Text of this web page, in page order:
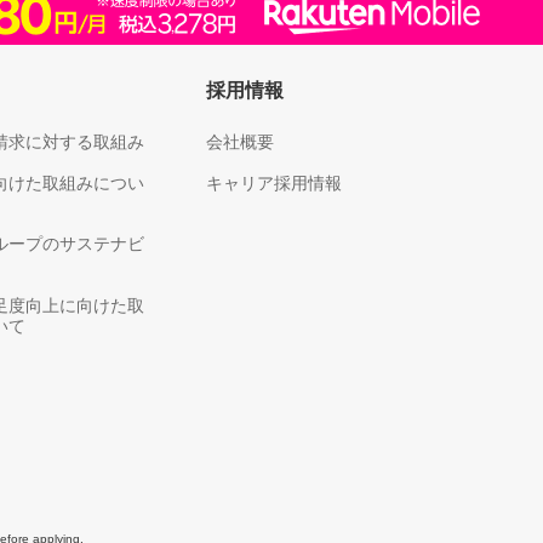
求に対する取組み
けた取組みについ
ープのサステナビ
度向上に向けた取
て
採用情報
会社概要
キャリア採用情報
applying.